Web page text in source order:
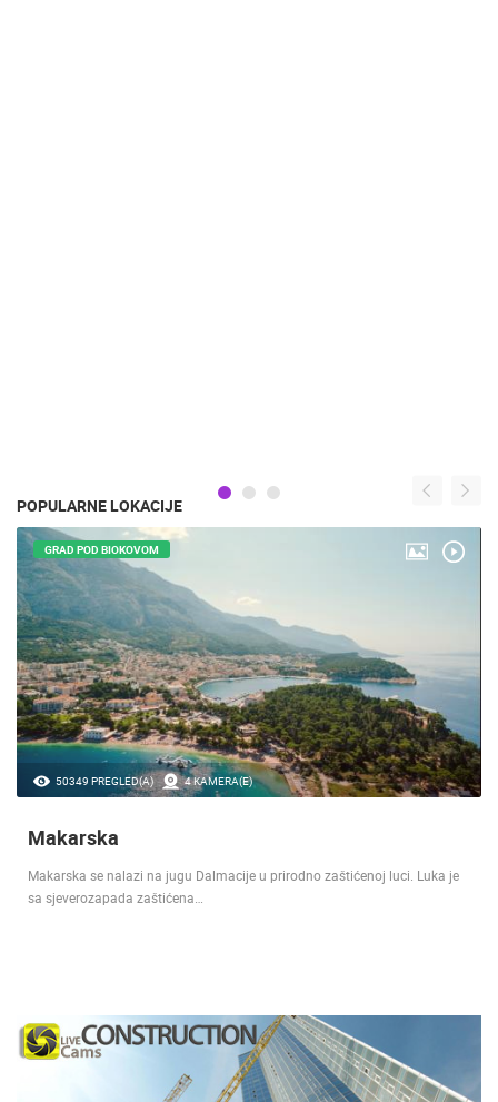
POPULARNE LOKACIJE
50349 PREGLED(A) 4 KAMERA(E)
GRAD POD BIOKOVOM
Makarska
Makarska se nalazi na jugu Dalmacije u prirodno zaštićenoj luci. Luka je
sa sjeverozapada zaštićena…